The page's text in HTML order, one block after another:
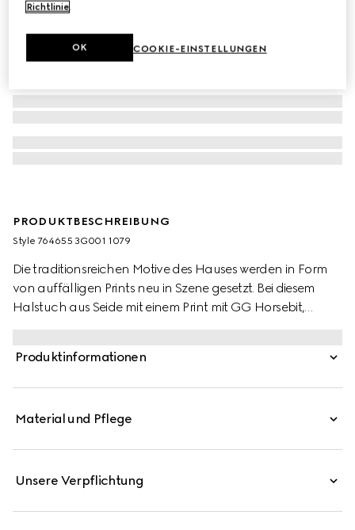
PRODUKTBESCHREIBUNG
Style ‎764655 3G001 1079
Die traditionsreichen Motive des Hauses werden in Form
von auffälligen Prints neu in Szene gesetzt. Bei diesem
Halstuch aus Seide mit einem Print mit GG Horsebit,
schwarze Einfassung rundet das elegante Accessoire ab.
Produktinformationen
Material und Pflege
Unsere Verpflichtung
Richtlinie.
COOKIE-EINSTELLUNGEN
OK